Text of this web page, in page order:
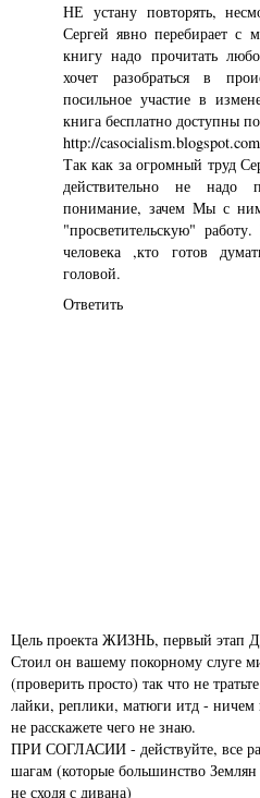
НЕ устану повторять,
Сергей явно перебирает с
книгу надо прочитать
хочет разобраться в
посильное участие в
книга бесплатно доступны
http://
Так как за огромный труд
действительно не надо
понимание, зачем Мы с
"просветительскую"
человека ,кто готов
головой.
Ответить
Цель проекта ЖИЗНЬ, первый этап
Стоил он вашему покорному слуге
(проверить просто) так что не
лайки, реплики, матюги итд - ничем
не расскажете чего не знаю.
ПРИ СОГЛАСИИ - действуйте, все
шагам (которые большинство Землян
не сходя с дивана)